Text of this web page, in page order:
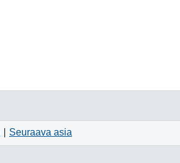
Seuraava asia